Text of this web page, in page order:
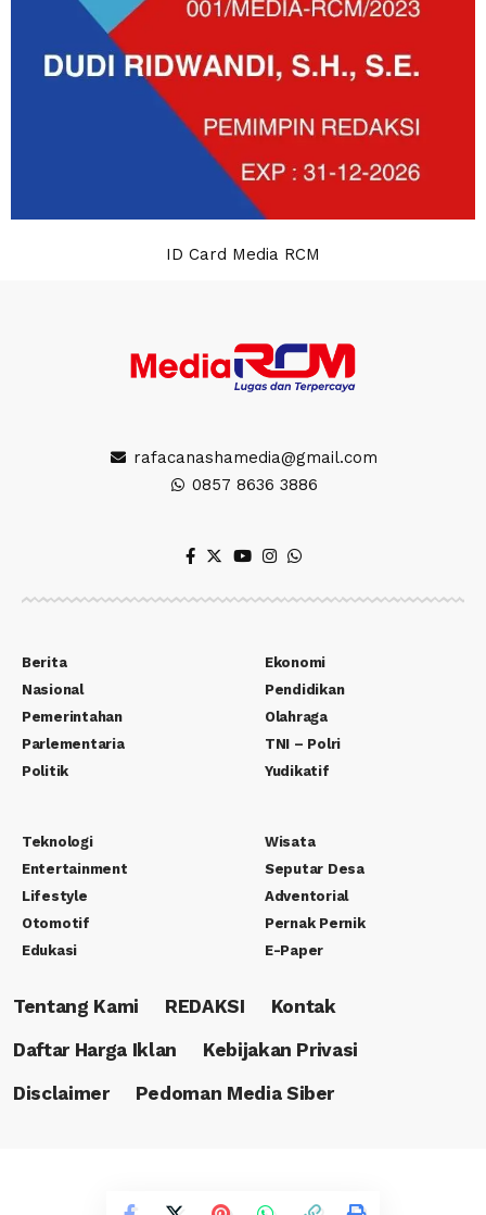
ID Card Media RCM
rafacanashamedia@gmail.com
0857 8636 3886
Berita
Nasional
Pemerintahan
Parlementaria
Politik
Ekonomi
Pendidikan
Olahraga
TNI – Polri
Yudikatif
Teknologi
Entertainment
Lifestyle
Otomotif
Edukasi
Wisata
Seputar Desa
Adventorial
Pernak Pernik
E-Paper
Tentang Kami REDAKSI
Kontak
Daftar Harga Iklan
Kebijakan Privasi
Disclaimer
Pedoman Media Siber